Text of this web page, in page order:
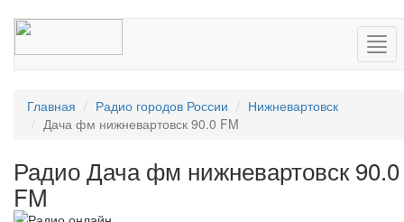
Главная Радио городов России
Нижневартовск
Дача фм нижневартовск 90.0 FM
Радио Дача фм нижневартовск 90.0
FM